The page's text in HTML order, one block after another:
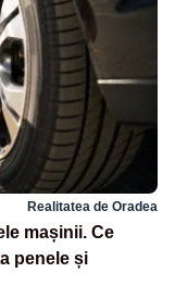
Realitatea de Oradea
mașinii. Ce
penele și